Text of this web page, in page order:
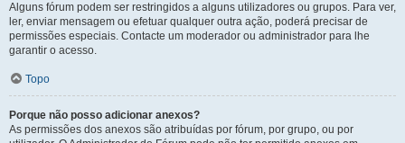
Alguns fórum podem ser restringidos a alguns utilizadores ou grupos. Para ver,
ler, enviar mensagem ou efetuar qualquer outra ação, poderá precisar de
permissões especiais. Contacte um moderador ou administrador para lhe
garantir o acesso.
Topo
Porque não posso adicionar anexos?
As permissões dos anexos são atribuídas por fórum, por grupo, ou por